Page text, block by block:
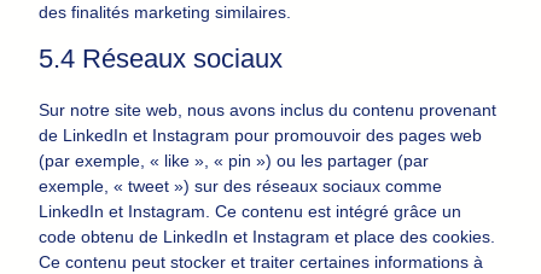
des finalités marketing similaires.
5.4 Réseaux sociaux
Sur notre site web, nous avons inclus du contenu provenant
de LinkedIn et Instagram pour promouvoir des pages web
(par exemple, « like », « pin ») ou les partager (par
exemple, « tweet ») sur des réseaux sociaux comme
LinkedIn et Instagram. Ce contenu est intégré grâce un
code obtenu de LinkedIn et Instagram et place des cookies.
Ce contenu peut stocker et traiter certaines informations à